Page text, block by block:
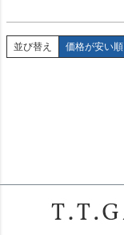
並び替え 価格が安い順